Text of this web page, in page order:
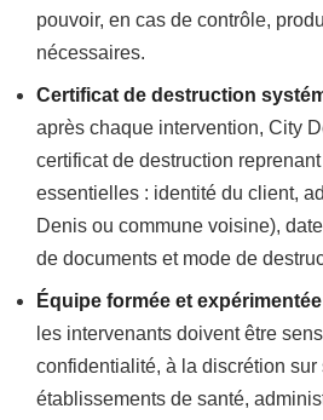
pouvoir, en cas de contrôle,
nécessaires.
Certificat de destruction
après chaque intervention, City
certificat de destruction
essentielles : identité du client,
Denis ou commune voisine),
de documents et mode de
Équipe formée et
les intervenants doivent être
confidentialité, à la discrétion sur
établissements de santé,